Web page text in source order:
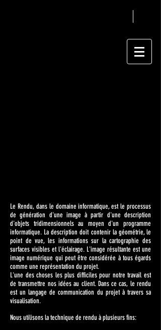
Le Rendu, dans le domaine informatique, est le processus
de génération d'une image à partir d'une description
d'objets tridimensionnels au moyen d'un programme
informatique. La description doit contenir la géométrie, le
point de vue, les informations sur la cartographie des
surfaces visibles et l'éclairage. L'image résultante est une
image numérique qui peut être considérée à tous égards
comme une représentation du projet.
L'une des choses les plus difficiles pour notre travail est
de transmettre nos idées au client. Dans ce cas, le rendu
est un langage de communication du projet à travers sa
visualisation.
Nous utilisons la technique de rendu à plusieurs fins: